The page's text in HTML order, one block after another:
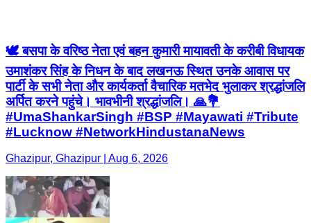
🕊️ बसपा के वरिष्ठ नेता एवं बहन कुमारी मायावती के करीबी विधायक
उमाशंकर सिंह के निधन के बाद लखनऊ स्थित उनके आवास पर
पार्टी के सभी नेता और कार्यकर्ता वैचारिक मतभेद भुलाकर श्रद्धांजलि
अर्पित करने पहुंचे। भावभीनी श्रद्धांजलि। 🙏💐
#UmaShankarSingh #BSP #Mayawati #Tribute
#Lucknow #NetworkHindustanaNews
Ghazipur, Ghazipur | Aug 6, 2026